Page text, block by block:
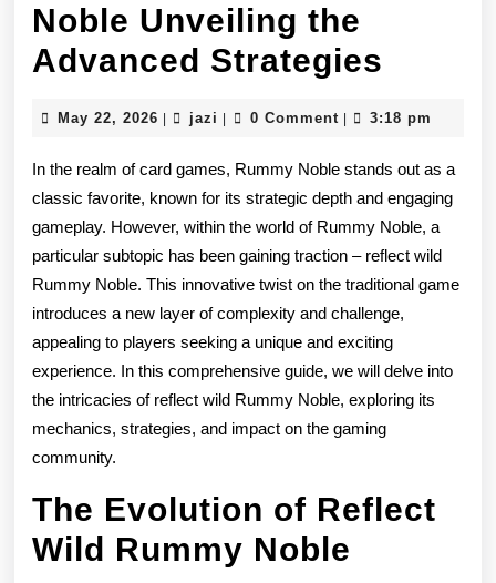
Noble Unveiling the
Advanced Strategies
Noble
the
May 22, 2026 May
2026
jazi jazi 0 Comment 3:18 pm
In the realm of card games, Rummy Noble stands out as a
classic favorite, known for its strategic depth and engaging
gameplay. However, within the world of Rummy Noble, a
particular subtopic has been gaining traction – reflect wild
Rummy Noble. This innovative twist on the traditional game
introduces a new layer of complexity and challenge,
appealing to players seeking a unique and exciting
experience. In this comprehensive guide, we will delve into
the intricacies of reflect wild Rummy Noble, exploring its
mechanics, strategies, and impact on the gaming
community.
The Evolution of Reflect
Wild Rummy Noble